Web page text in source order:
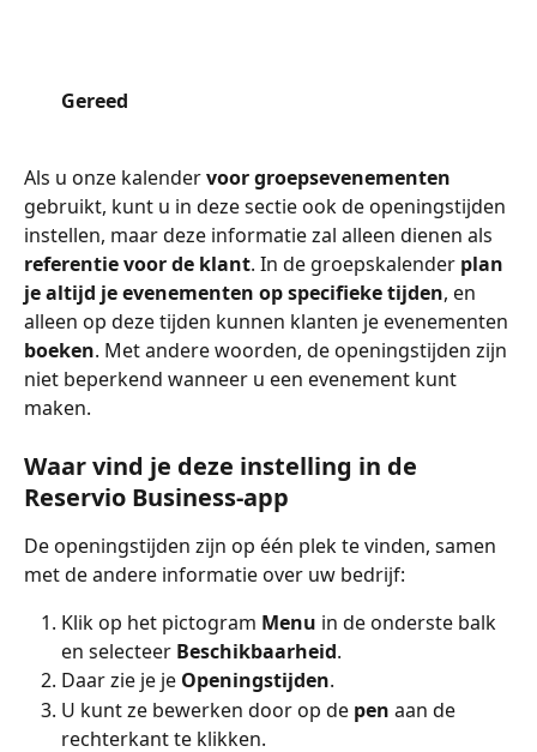
Gereed
Als u onze kalender voor groepsevenementen
gebruikt, kunt u in deze sectie ook de openingstijden
instellen, maar deze informatie zal alleen dienen als
referentie voor de klant. In de groepskalender plan
je altijd je evenementen op specifieke tijden, en
alleen op deze tijden kunnen klanten je evenementen
boeken. Met andere woorden, de openingstijden zijn
niet beperkend wanneer u een evenement kunt
maken.
Waar vind je deze instelling in de
Reservio Business-app
De openingstijden zijn op één plek te vinden, samen
met de andere informatie over uw bedrijf:
Klik op het pictogram Menu in de onderste balk
en selecteer Beschikbaarheid.
Daar zie je je Openingstijden.
U kunt ze bewerken door op de pen aan de
rechterkant te klikken.